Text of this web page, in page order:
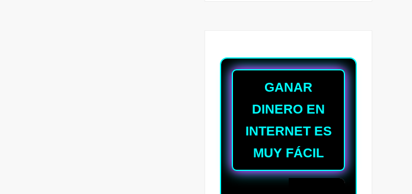
GANAR
DINERO EN
INTERNET ES
MUY FÁCIL